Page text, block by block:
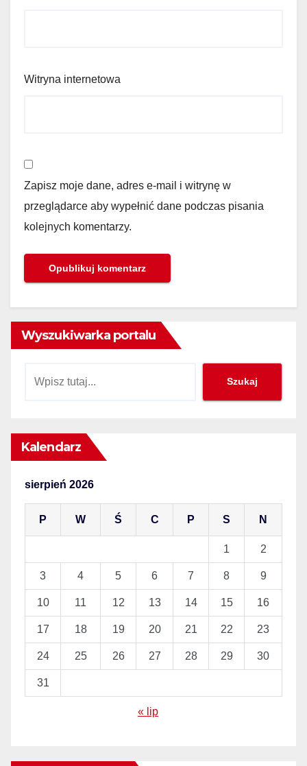
Witryna internetowa
Zapisz moje dane, adres e-mail i witrynę w
przeglądarce aby wypełnić dane podczas pisania
kolejnych komentarzy.
Wyszukiwarka portalu
Szukaj Szukaj
Kalendarz
sierpień 2026
P W Ś C P S N
1 2
3 4 5 6 7 8 9
10 11 12 13 14 15 16
17 18 19 20 21 22 23
24 25 26 27 28 29 30
31
« lip